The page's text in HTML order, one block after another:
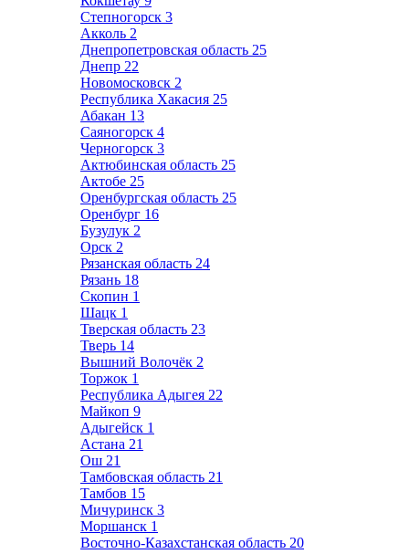
Степногорск 3
Акколь 2
Днепропетровская область 25
Днепр 22
Новомосковск 2
Республика Хакасия 25
Абакан 13
Саяногорск 4
Черногорск 3
Актюбинская область 25
Актобе 25
Оренбургская область 25
Оренбург 16
Бузулук 2
Орск 2
Рязанская область 24
Рязань 18
Скопин 1
Шацк 1
Тверская область 23
Тверь 14
Вышний Волочёк 2
Торжок 1
Республика Адыгея 22
Майкоп 9
Адыгейск 1
Астана 21
Ош 21
Тамбовская область 21
Тамбов 15
Мичуринск 3
Моршанск 1
Восточно-Казахстанская область 20